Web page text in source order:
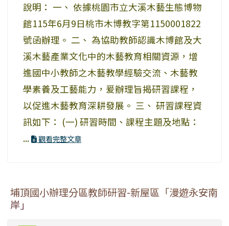
說明： 一、 依據桃園市立大溪木藝生態博物
館115年6月9日桃市木博教字第1150001822
號函辦理。 二、 為協助教師認識木博館及大
溪木藝產業文化中的木藝教育相關資源，增
進國中小教師之木藝教學經驗交流、木藝教
學素養及工藝能力，爰辦理旨揭研習課程，
以促進木藝教育深耕發展。 三、 研習課程資
訊如下： (一) 研習時間、課程主題及地點：
...
觀看完整文章
埔頂國小辦理分區教師研習-新屋區「漫遊永安南
岸」